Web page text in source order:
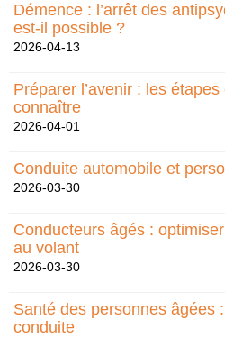
Démence : l’arrêt des
est-il possible ?
2026-04-13
Préparer l’avenir : les étapes
connaître
2026-04-01
Conduite automobile et
2026-03-30
Conducteurs âgés :
au volant
2026-03-30
Santé des personnes âgées
conduite